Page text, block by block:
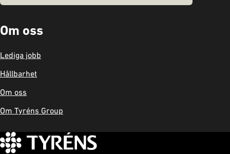
Om oss
Lediga jobb
Hållbarhet
Om oss
Om Tyréns Group